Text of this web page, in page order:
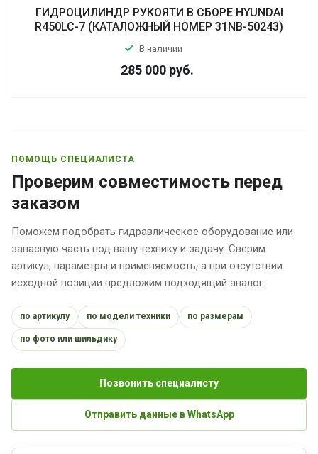
ГИДРОЦИЛИНДР РУКОЯТИ В СБОРЕ HYUNDAI
R450LC-7 (КАТАЛОЖНЫЙ НОМЕР 31NB-50243)
В наличии
285 000 руб.
ПОМОЩЬ СПЕЦИАЛИСТА
Проверим совместимость перед
заказом
Поможем подобрать гидравлическое оборудование или
запасную часть под вашу технику и задачу. Сверим
артикул, параметры и применяемость, а при отсутствии
исходной позиции предложим подходящий аналог.
по артикулу по модели техники по размерам
по фото или шильдику
Позвонить специалисту
Отправить данные в WhatsApp